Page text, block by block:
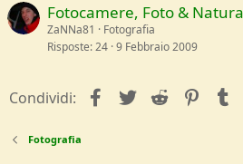
Fotocamere, Foto & Natura
ZaNNa81
Fotografia
Risposte 24 9 Febbraio 2009
Condividi: facebookTwitterReddit
Fotografia